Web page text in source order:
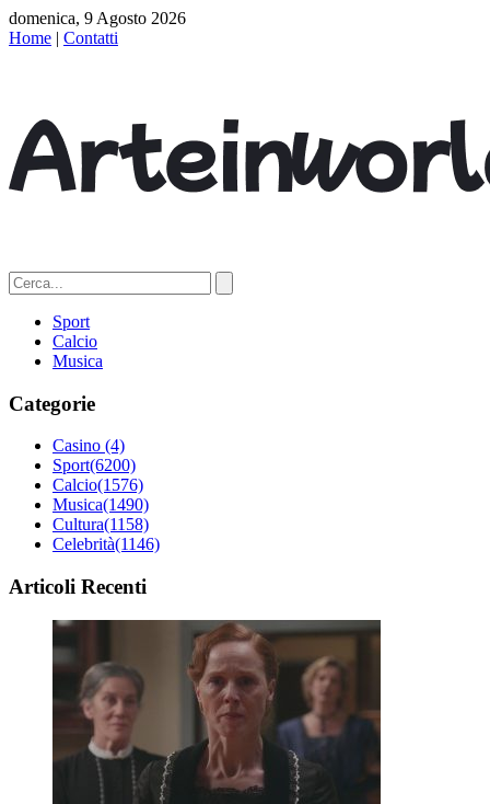
domenica, 9 Agosto 2026
Home | Contatti
Sport
Calcio
Musica
Categorie
Casino (4)
Sport(6200)
Calcio(1576)
Musica(1490)
Cultura(1158)
Celebrità(1146)
Articoli Recenti